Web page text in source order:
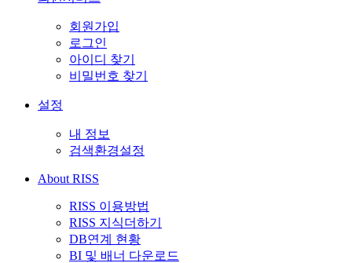
회원가입
로그인
아이디 찾기
비밀번호 찾기
설정
내 정보
검색환경설정
About RISS
RISS 이용방법
RISS 지식더하기
DB연계 현황
BI 및 배너 다운로드